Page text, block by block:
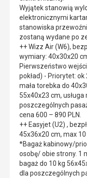
Wyjątek stanowią
elektronicznymi
stanowiska
zostaną wydane po
++ Wizz Air (W6),
wymiary: 40x30x20
Pierwszeństwo
pokład) - Priorytet: ok
mała torebka do
55x40x23 cm,
poszczególnych
cena 600 – 890 PLN.
++ Easyjet (U2) ,
45x36x20 cm, max 10
*Bagaż kabinowy/
osobę/ obie strony. 1
bagaż do 10 kg
dla poszczególnych